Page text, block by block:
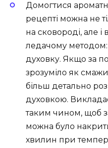
Домогтися
рецепті можна не
на сковороді, але
ледачому
духовку. Якщо за
зрозуміло як
більш детально
духовкою.
таким чином, щоб
можна було
хвилин при